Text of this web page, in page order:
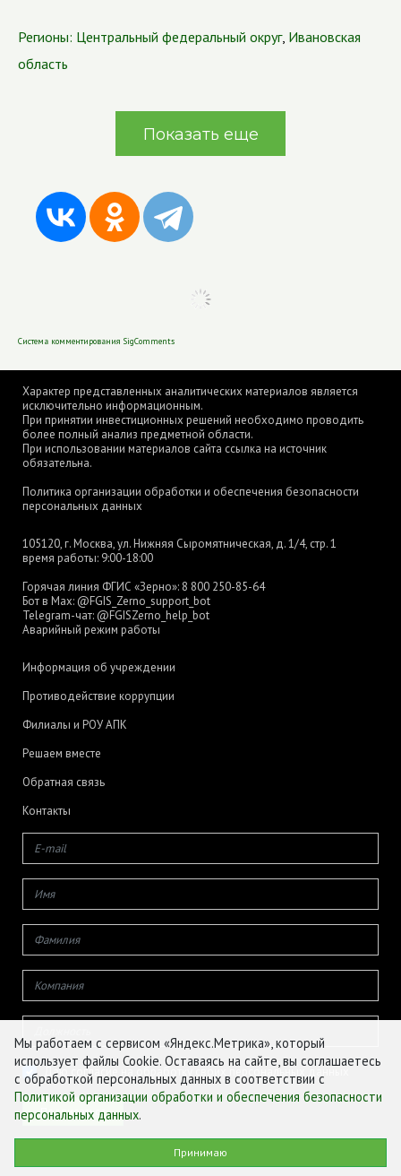
Регионы: Центральный федеральный округ, Ивановская
область
Показать еще
Система комментирования SigComments
Характер представленных аналитических материалов является
исключительно информационным.
При принятии инвестиционных решений необходимо проводить
более полный анализ предметной области.
При использовании материалов сайта ссылка на источник
обязательна.
Политика организации обработки и обеспечения безопасности
персональных данных
105120, г. Москва, ул. Нижняя Сыромятническая, д. 1/4, стр. 1
время работы: 9:00-18:00
Горячая линия ФГИС «Зерно»: 8 800 250-85-64
Бот в Max: @FGIS_Zerno_support_bot
Telegram-чат: @FGISZerno_help_bot
Аварийный режим работы
Информация об учреждении
Противодействие коррупции
Филиалы и РОУ АПК
Решаем вместе
Обратная связь
Контакты
Даю согласие на обработку своих персональных данных
© ФГБУ «ЦЕНТР АГРОАНАЛИТИКИ», 2026
Мы работаем с сервисом «Яндекс.Метрика», который
использует файлы Cookie. Оставаясь на сайте, вы соглашаетесь
с обработкой персональных данных в соответствии с
Политикой организации обработки и обеспечения безопасности
персональных данных.
Принимаю